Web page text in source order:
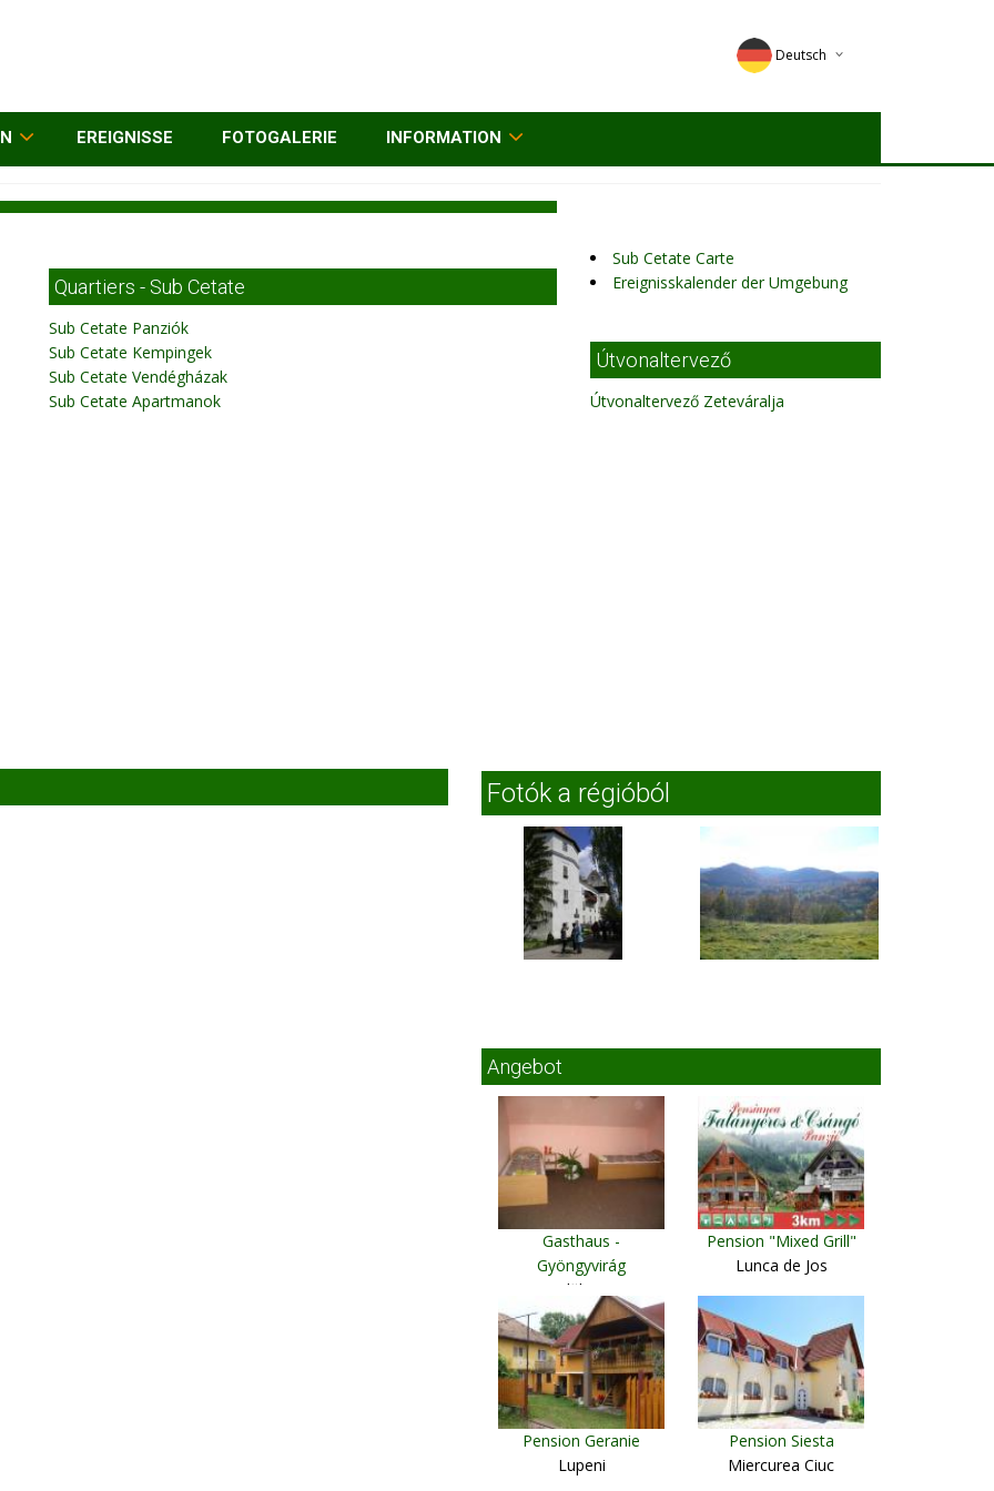
Deutsch
English
EREIGNISSE FOTOGALERIE INFORMATION
Quartiers - Sub Cetate
Sub Cetate Panziók
Sub Cetate Kempingek
Sub Cetate Vendégházak
Sub Cetate Apartmanok
Sub Cetate Carte
Ereignisskalender der Umgebung
Útvonaltervező
Útvonaltervező Zeteváralja
Fotók a régióból
Angebot
Gasthaus -
Gyöngyvirág
Vlăhiţa
Pension "Mixed Grill"
Lunca de Jos
Pension Geranie
Lupeni
Pension Siesta
Miercurea Ciuc